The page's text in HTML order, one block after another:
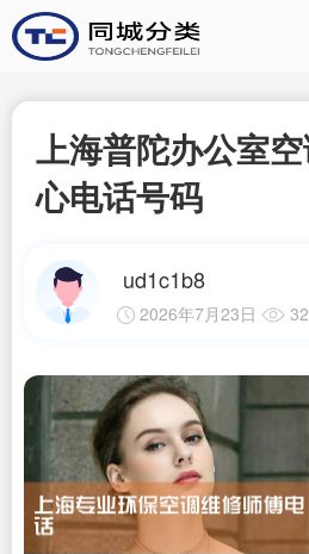
上海普陀办公室
心电话号码
ud1c1b8
2026年7月23日